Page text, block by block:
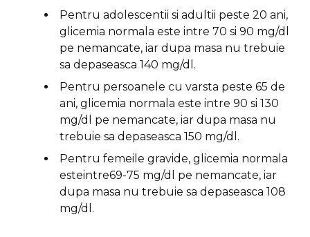
Pentru adolescentii si adultii peste 20 ani,
glicemia normala este intre 70 si 90 mg/dl
pe nemancate, iar dupa masa nu trebuie
sa depaseasca 140 mg/dl.
Pentru persoanele cu varsta peste 65 de
ani, glicemia normala este intre 90 si 130
mg/dl pe nemancate, iar dupa masa nu
trebuie sa depaseasca 150 mg/dl.
Pentru femeile gravide, glicemia normala
esteintre69-75 mg/dl pe nemancate, iar
dupa masa nu trebuie sa depaseasca 108
mg/dl.